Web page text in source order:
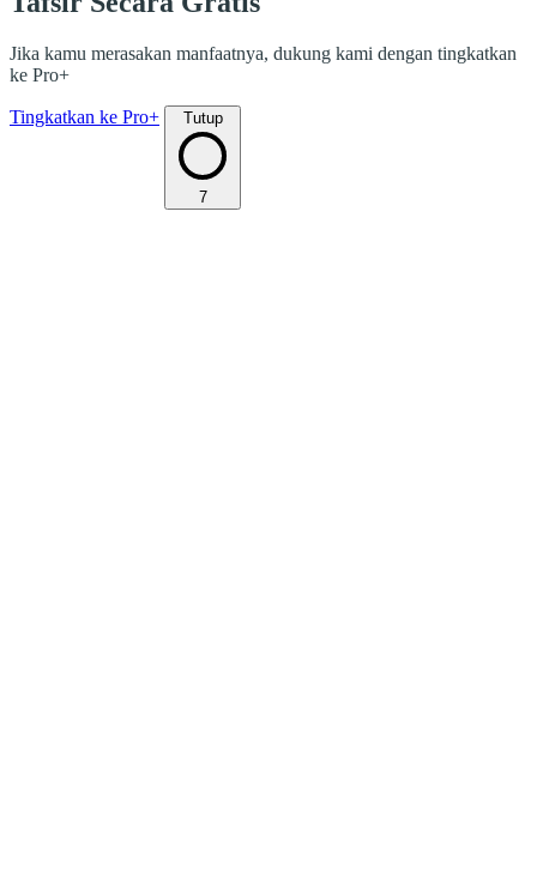
Jika kamu merasakan manfaatnya, dukung kami dengan tingkatkan
ke Pro+
Tingkatkan ke Pro+ Tutup
7